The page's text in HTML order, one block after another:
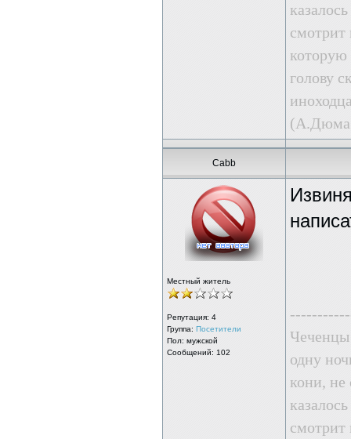
смотрит
которую
голову
Cabb
Местный житель
Репутация: 4
Группа: Посетители
Пол: мужской
Сообщений: 102
Чеченцы
одну
кони, не
смотрит